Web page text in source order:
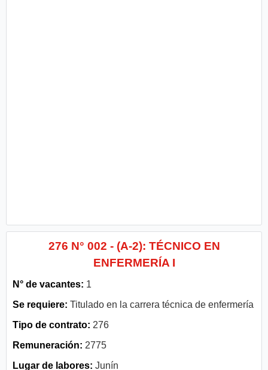
276 N° 002 - (A-2): TÉCNICO EN
ENFERMERÍA I
N° de vacantes: 1
Se requiere: Titulado en la carrera técnica de enfermería
Tipo de contrato: 276
Remuneración: 2775
Lugar de labores: Junín